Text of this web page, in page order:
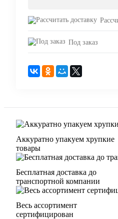
Под заказ
Аккуратно упакуем хрупкие
товары
Бесплатная доставка до
транспортной компании
Весь ассортимент
сертифицирован